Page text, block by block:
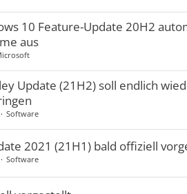
10 Feature-Update 20H2
aus
Update (21H2) soll endlich
Software
2021 (21H1) bald offiziell
Software